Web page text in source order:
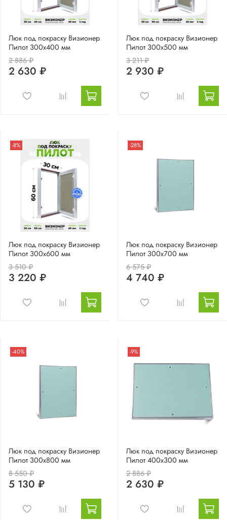
Люк под покраску Визионер
Пилот 300х400 мм
2 886 ₽
2 630 ₽
Люк под покраску Визионер
Пилот 300х500 мм
3 211 ₽
2 930 ₽
-8%
Люк под покраску Визионер
Пилот 300х600 мм
3 510 ₽
3 220 ₽
-28%
Люк под покраску Визионер
Пилот 300х700 мм
6 575 ₽
4 740 ₽
-40%
Люк под покраску Визионер
Пилот 300х800 мм
8 550 ₽
5 130 ₽
-9%
Люк под покраску Визионер
Пилот 400х300 мм
2 886 ₽
2 630 ₽